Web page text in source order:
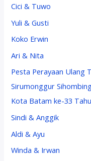
Cici & Tuwo
Yuli & Gusti
Koko Erwin
Ari & Nita
Pesta Perayaan Ulang
Sirumonggur
Kota Batam ke-33
Sindi & Anggik
Aldi & Ayu
Winda & Irwan